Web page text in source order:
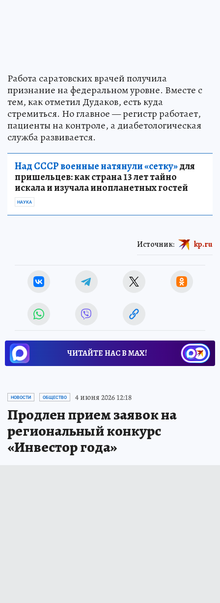
Работа саратовских врачей получила
признание на федеральном уровне. Вместе с
тем, как отметил Дудаков, есть куда
стремиться. Но главное — регистр работает,
пациенты на контроле, а диабетологическая
служба развивается.
Над СССР военные натянули «сетку»для
пришельцев: как страна 13 лет тайно
искала и изучала инопланетных гостей
НАУКА
Источник: kp.ru
ЧИТАЙТЕ НАС В МАХ!
НОВОСТИ ОБЩЕСТВО 4 июня 2026 12:18
Продлен прием заявок на
региональный конкурс
«Инвестор года»